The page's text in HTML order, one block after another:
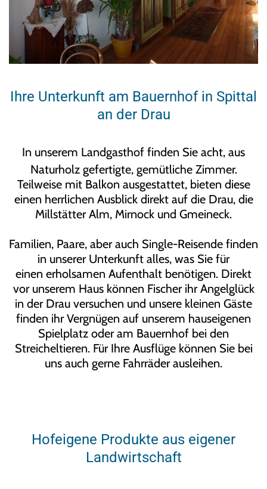
Ihre Unterkunft am Bauernhof in Spittal
an der Drau
In unserem Landgasthof finden Sie acht, aus
Naturholz gefertigte, gemütliche Zimmer.
Teilweise mit Balkon ausgestattet, bieten diese
einen herrlichen Ausblick direkt auf die Drau, die
Millstätter Alm, Mirnock und Gmeineck.
Familien, Paare, aber auch Single-Reisende finden
in unserer Unterkunft alles, was Sie für
einen erholsamen Aufenthalt benötigen. Direkt
vor unserem Haus können Fischer ihr Angelglück
in der Drau versuchen und unsere kleinen Gäste
finden ihr Vergnügen auf unserem hauseigenen
Spielplatz oder am Bauernhof bei den
Streicheltieren. Für Ihre Ausflüge können Sie bei
uns auch gerne Fahrräder ausleihen.
Hofeigene Produkte aus eigener
Landwirtschaft